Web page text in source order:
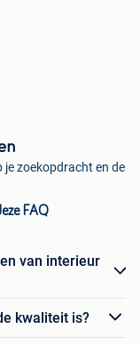
je zoekopdracht en de
FAQ
van interieur
kwaliteit is?